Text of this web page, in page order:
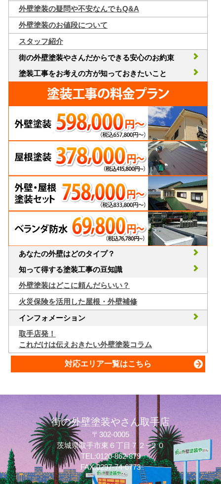
外壁塗装の疑問や不安なんでもQ&A
外壁塗装のお値段について
スタッフ紹介
街の外壁塗装やさんだからできる安心のお約束
塗装工事をお考えの方が知っておきたいこと
あなたの外壁はどのタイプ？
知って得する塗装工事の豆知識
外壁塗装はどこに頼んだらいい？
火災保険を活用した屋根・外壁補修
インフォメーション
取手店発！
これだけは伝えおきたい外壁塗装コラム
対応エリア一覧はこちら
街の外壁塗装やさん取手店
〒302-0005
茨城県取手市東６丁目７２−２０
TEL:0120-862-879
FAX:0297-74-6773